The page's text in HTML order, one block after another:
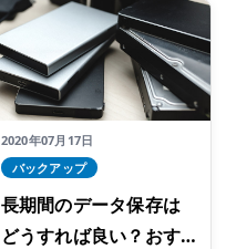
2020年07月17日
バックアップ
長期間のデータ保存は
どうすれば良い？おす